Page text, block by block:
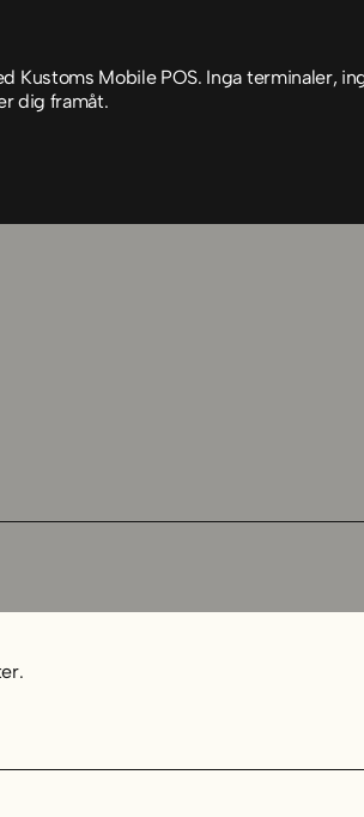
Mobile POS. Inga terminaler,
dig framåt.